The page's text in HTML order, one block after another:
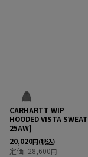
CARHARTT WIP
HOODED VISTA SWEAT
25AW]
20,020円(税込)
定価: 28,600円